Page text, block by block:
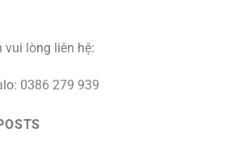
vui lòng liên hệ:
0386 279 939